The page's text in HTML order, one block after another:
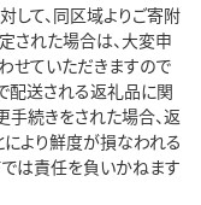
て、同区域よりご寄附
された場合は、大変申
せていただきますので
配送される返礼品に関
手続きをされた場合、返
より鮮度が損なわれる
では責任を負いかねます